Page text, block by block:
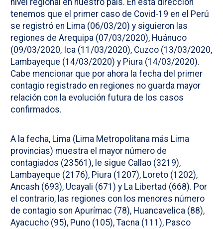
nivel regional en nuestro país. En esta dirección
tenemos que el primer caso de Covid-19 en el Perú
se registró en Lima (06/03/20) y siguieron las
regiones de Arequipa (07/03/2020), Huánuco
(09/03/2020, Ica (11/03/2020), Cuzco (13/03/2020,
Lambayeque (14/03/2020) y Piura (14/03/2020).
Cabe mencionar que por ahora la fecha del primer
contagio registrado en regiones no guarda mayor
relación con la evolución futura de los casos
confirmados.
A la fecha, Lima (Lima Metropolitana más Lima
provincias) muestra el mayor número de
contagiados (23561), le sigue Callao (3219),
Lambayeque (2176), Piura (1207), Loreto (1202),
Ancash (693), Ucayali (671) y La Libertad (668). Por
el contrario, las regiones con los menores número
de contagio son Apurímac (78), Huancavelica (88),
Ayacucho (95), Puno (105), Tacna (111), Pasco